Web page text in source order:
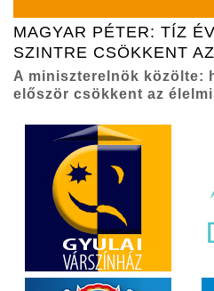
MAGYAR PÉTER: TÍZ
SZINTRE CSÖKKENT
A miniszterelnök közölte:
először csökkent az